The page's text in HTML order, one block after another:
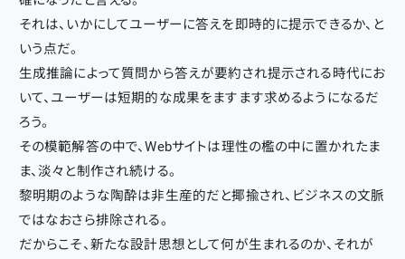
それは、いかにしてユーザーに答えを即時的に提示できるか、と
いう点だ。
生成推論によって質問から答えが要約され提示される時代にお
いて、ユーザーは短期的な成果をますます求めるようになるだ
ろう。
その模範解答の中で、Webサイトは理性の檻の中に置かれたま
ま、淡々と制作され続ける。
黎明期のような陶酔は非生産的だと揶揄され、ビジネスの文脈
ではなおさら排除される。
だからこそ、新たな設計思想として何が生まれるのか、それが